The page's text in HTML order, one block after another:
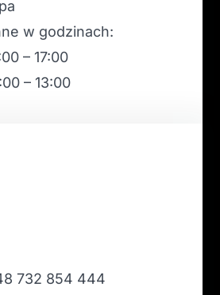
w godzinach:
– 17:00
– 13:00
732 854 444